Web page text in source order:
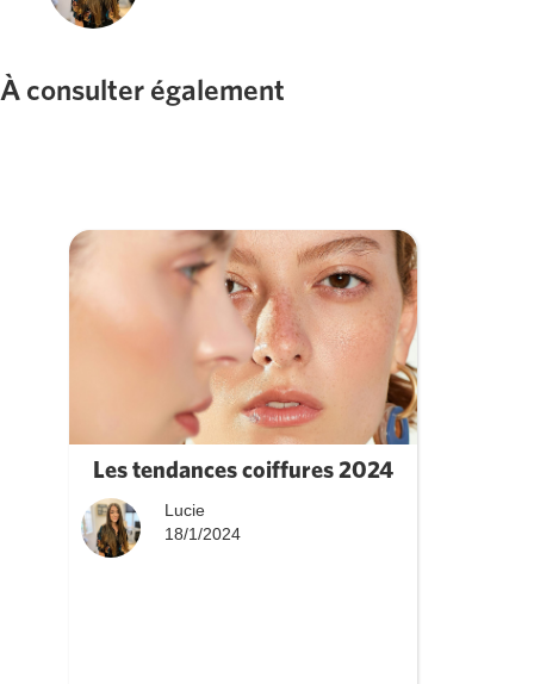
À consulter également
Les tendances coiffures 2024
Lucie
18/1/2024